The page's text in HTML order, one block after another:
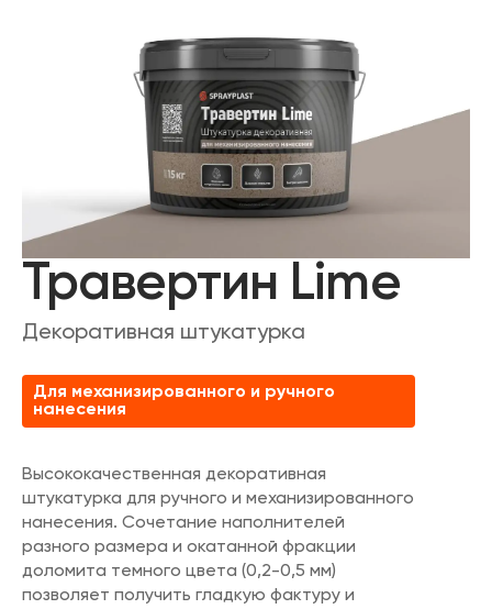
Травертин Lime
Декоративная штукатурка
Для механизированного и ручного
нанесения
Высококачественная декоративная
штукатурка для ручного и механизированного
нанесения. Сочетание наполнителей
разного размера и окатанной фракции
доломита темного цвета (0,2-0,5 мм)
позволяет получить гладкую фактуру и